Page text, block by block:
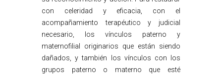
con celeridad y eficacia, con el
acompañamiento terapéutico y judicial
necesario, los vínculos paterno y
maternofilial originarios que están siendo
dañados, y también los vínculos con los
grupos paterno o materno que esté